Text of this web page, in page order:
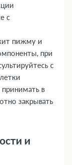
с
пижму и
при
с
в
закрывать
и